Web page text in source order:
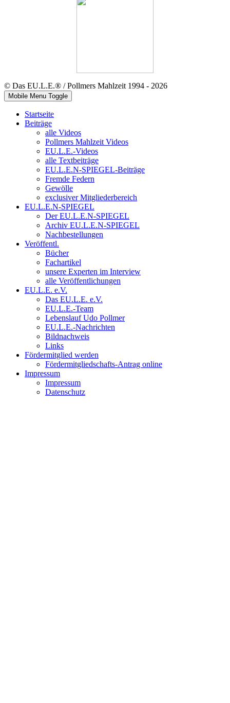
© Das EU.L.E.® / Pollmers Mahlzeit 1994 - 2026
Mobile Menu Toggle
Startseite
Beiträge
alle Videos
Pollmers Mahlzeit Videos
EU.L.E.-Videos
alle Textbeiträge
EU.L.E.N-SPIEGEL-Beiträge
Fremde Federn
Gewölle
exclusiver Mitgliederbereich
EU.L.E.N-SPIEGEL
Der EU.L.E.N-SPIEGEL
Archiv EU.L.E.N-SPIEGEL
Nachbestellungen
Veröffentl.
Bücher
Fachartikel
unsere Experten im Interview
alle Veröffentlichungen
EU.L.E. e.V.
Das EU.L.E. e.V.
EU.L.E.-Team
Lebenslauf Udo Pollmer
EU.L.E.-Nachrichten
Bildnachweis
Links
Fördermitglied werden
Fördermitgliedschafts-Antrag online
Impressum
Impressum
Datenschutz